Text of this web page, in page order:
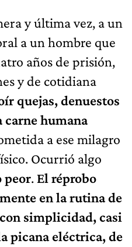
y última vez, a un
a un hombre que
años de prisión,
y de cotidiana
quejas, denuestos
humana
a ese milagro
Ocurrió algo
peor. El réprobo
en la rutina de
simplicidad, casi
picana eléctrica, de